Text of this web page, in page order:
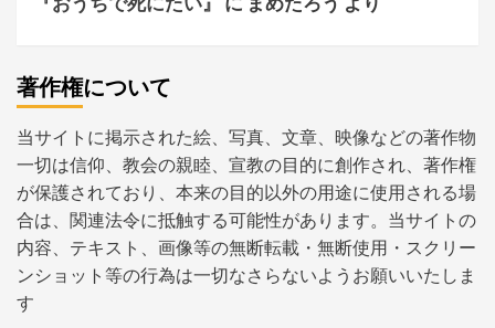
著作権について
当サイトに掲示された絵、写真、文章、映像などの著作物
一切は信仰、教会の親睦、宣教の目的に創作され、著作権
が保護されており、本来の目的以外の用途に使用される場
合は、関連法令に抵触する可能性があります。当サイトの
内容、テキスト、画像等の無断転載・無断使用・スクリー
ンショット等の行為は一切なさらないようお願いいたしま
す